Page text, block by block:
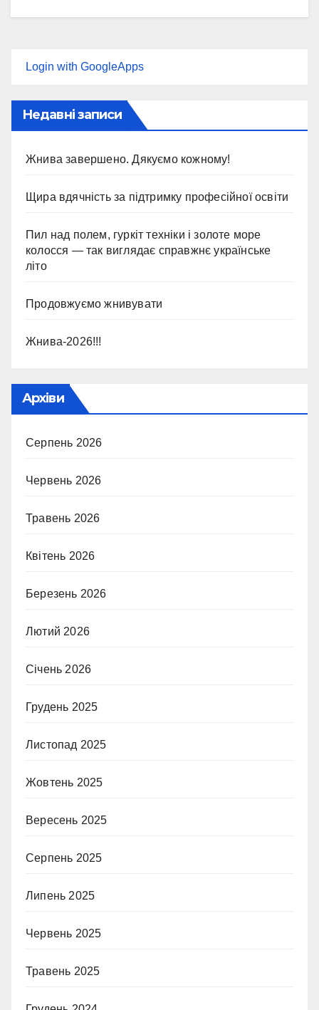
Login with GoogleApps
Недавні записи
Жнива завершено. Дякуємо кожному!
Щира вдячність за підтримку професійної освіти
Пил над полем, гуркіт техніки і золоте море
колосся — так виглядає справжнє українське
літо
Продовжуємо жнивувати
Жнива-2026!!!
Архіви
Серпень 2026
Червень 2026
Травень 2026
Квітень 2026
Березень 2026
Лютий 2026
Січень 2026
Грудень 2025
Листопад 2025
Жовтень 2025
Вересень 2025
Серпень 2025
Липень 2025
Червень 2025
Травень 2025